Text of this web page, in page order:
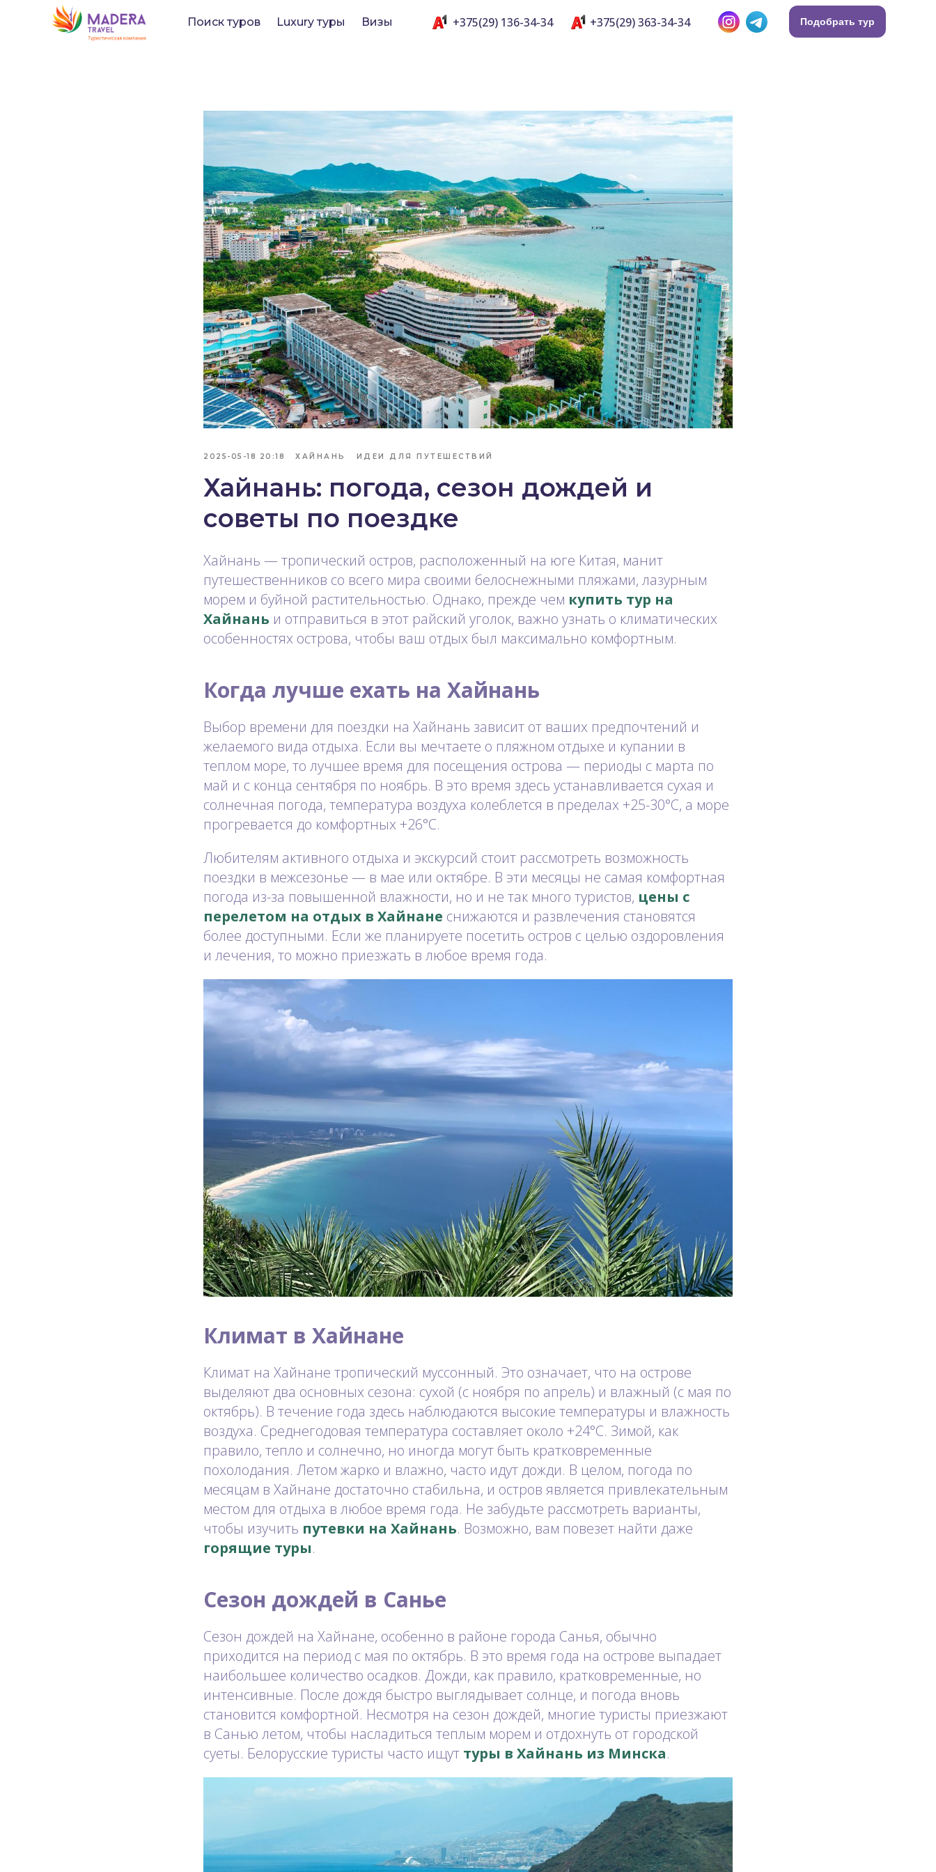
Поиск туров Luxury туры +375(29) 363-34-34
+375(29) 136-34-34 Подобрать тур
Визы
2025-05-18 20:18 ХАЙНАНЬ ИДЕИ ДЛЯ ПУТЕШЕСТВИЙ
Хайнань: погода, сезон дождей и
советы по поездке
Хайнань — тропический остров, расположенный на юге Китая, манит
путешественников со всего мира своими белоснежными пляжами, лазурным
морем и буйной растительностью. Однако, прежде чем купить тур на
Хайнань и отправиться в этот райский уголок, важно узнать о климатических
особенностях острова, чтобы ваш отдых был максимально комфортным.
Когда лучше ехать на Хайнань
Выбор времени для поездки на Хайнань зависит от ваших предпочтений и
желаемого вида отдыха. Если вы мечтаете о пляжном отдыхе и купании в
теплом море, то лучшее время для посещения острова — периоды с марта по
май и c конца сентября по ноябрь. В это время здесь устанавливается сухая и
солнечная погода, температура воздуха колеблется в пределах +25-30°C, а море
прогревается до комфортных +26°C.
Любителям активного отдыха и экскурсий стоит рассмотреть возможность
поездки в межсезонье — в мае или октябре. В эти месяцы не самая комфортная
погода из-за повышенной влажности, но и не так много туристов, цены с
перелетом на отдых в Хайнане снижаются и развлечения становятся
более доступными. Если же планируете посетить остров с целью оздоровления
и лечения, то можно приезжать в любое время года.
Климат в Хайнане
Климат на Хайнане тропический муссонный. Это означает, что на острове
выделяют два основных сезона: сухой (с ноября по апрель) и влажный (с мая по
октябрь). В течение года здесь наблюдаются высокие температуры и влажность
воздуха. Среднегодовая температура составляет около +24°C. Зимой, как
правило, тепло и солнечно, но иногда могут быть кратковременные
похолодания. Летом жарко и влажно, часто идут дожди. В целом, погода по
месяцам в Хайнане достаточно стабильна, и остров является привлекательным
местом для отдыха в любое время года. Не забудьте рассмотреть варианты,
чтобы изучить путевки на Хайнань. Возможно, вам повезет найти даже
горящие туры.
Сезон дождей в Санье
Сезон дождей на Хайнане, особенно в районе города Санья, обычно
приходится на период с мая по октябрь. В это время года на острове выпадает
наибольшее количество осадков. Дожди, как правило, кратковременные, но
интенсивные. После дождя быстро выглядывает солнце, и погода вновь
становится комфортной. Несмотря на сезон дождей, многие туристы приезжают
в Санью летом, чтобы насладиться теплым морем и отдохнуть от городской
суеты. Белорусские туристы часто ищут туры в Хайнань из Минска.